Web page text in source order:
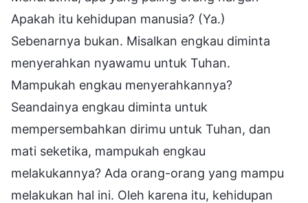
Apakah itu kehidupan manusia? (Ya.)
Sebenarnya bukan. Misalkan engkau diminta
menyerahkan nyawamu untuk Tuhan.
Mampukah engkau menyerahkannya?
Seandainya engkau diminta untuk
mempersembahkan dirimu untuk Tuhan, dan
mati seketika, mampukah engkau
melakukannya? Ada orang-orang yang mampu
melakukan hal ini. Oleh karena itu, kehidupan